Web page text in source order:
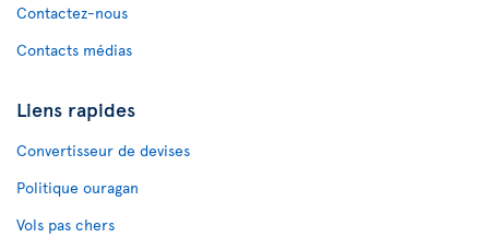
Contactez-nous
Contacts médias
Liens rapides
Convertisseur de devises
Politique ouragan
Vols pas chers